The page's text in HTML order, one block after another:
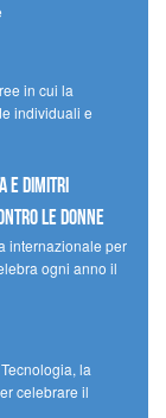
in cui la
individuali e
e Dimitri
le donne
internazionale per
ogni anno il
la
celebrare il